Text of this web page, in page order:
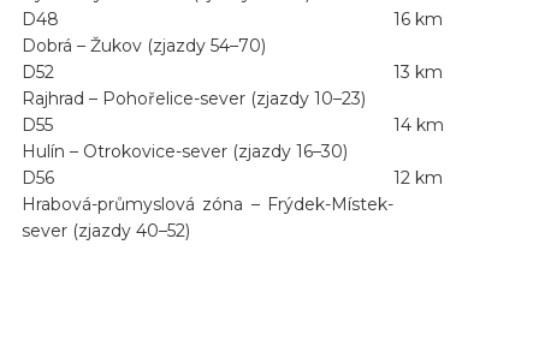
D48
Dobrá – Žukov (zjazdy 54–70)
16 km
D52
Rajhrad – Pohořelice-sever (zjazdy 10–23)
13 km
D55
Hulín – Otrokovice-sever (zjazdy 16–30)
14 km
D56
Hrabová-průmyslová zóna – Frýdek-Místek-
sever (zjazdy 40–52)
12 km